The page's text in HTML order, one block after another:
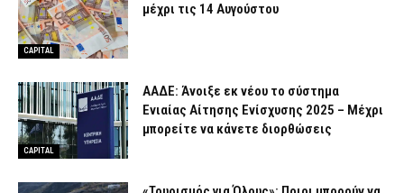
CAPITAL
μέχρι τις 14 Αυγούστου
CAPITAL
ΑΑΔΕ: Άνοιξε εκ νέου το σύστημα
Ενιαίας Αίτησης Ενίσχυσης 2025 – Μέχρι
μπορείτε να κάνετε διορθώσεις